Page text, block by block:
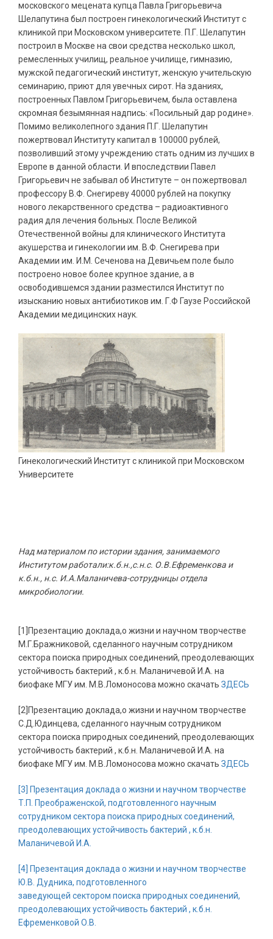
московского мецената купца Павла Григорьевича
Шелапутина был построен гинекологический Институт с
клиникой при Московском университете. П.Г. Шелапутин
построил в Москве на свои средства несколько школ,
ремесленных училищ, реальное училище, гимназию,
мужской педагогический институт, женскую учительскую
семинарию, приют для увечных сирот. На зданиях,
построенных Павлом Григорьевичем, была оставлена
скромная безымянная надпись: «Посильный дар родине».
Помимо великолепного здания П.Г. Шелапутин
пожертвовал Институту капитал в 100000 рублей,
позволивший этому учреждению стать одним из лучших в
Европе в данной области. И впоследствии Павел
Григорьевич не забывал об Институте – он пожертвовал
профессору В.Ф. Снегиреву 40000 рублей на покупку
нового лекарственного средства – радиоактивного
радия для лечения больных. После Великой
Отечественной войны для клинического Института
акушерства и гинекологии им. В.Ф. Снегирева при
Академии им. И.М. Сеченова на Девичьем поле было
построено новое более крупное здание, а в
освободившемся здании разместился Институт по
изысканию новых антибиотиков им. Г.Ф Гаузе Российской
Академии медицинских наук.
Гинекологический Институт с клиникой при Московском
Университете
Над материалом по истории здания, занимаемого
Институтом работали:к.б.н.,с.н.с. О.В.Ефременкова и
к.б.н., н.с. И.А.Маланичева-сотрудницы отдела
микробиологии.
[1]Презентацию доклада,о жизни и научном творчестве
М.Г.Бражниковой, сделанного научным сотрудником
сектора поиска природных соединений, преодолевающих
устойчивость бактерий , к.б.н. Маланичевой И.А. на
биофаке МГУ им. М.В.Ломоносова можно скачать ЗДЕСЬ
[2]Презентацию доклада,о жизни и научном творчестве
С.Д.Юдинцева, сделанного научным сотрудником
сектора поиска природных соединений, преодолевающих
устойчивость бактерий , к.б.н. Маланичевой И.А. на
биофаке МГУ им. М.В.Ломоносова можно скачать ЗДЕСЬ
[3] Презентация доклада о жизни и научном творчестве
Т.П. Преображенской, подготовленного научным
сотрудником сектора поиска природных соединений,
преодолевающих устойчивость бактерий , к.б.н.
Маланичевой И.А.
[4] Презентация доклада о жизни и научном творчестве
Ю.В. Дудника, подготовленного
заведующей сектором поиска природных соединений,
преодолевающих устойчивость бактерий , к.б.н.
Ефременковой О.В.